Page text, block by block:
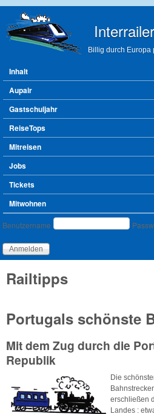
Billig durch Europa
Hauptmenü
Inhalt
Aupair
Gastschuljahr
ReiseTops
Mitreisen
Jobs
Tickets
Mitwohnen
Benutzeranmeldung
Benutzername
Railtipps
Portugals schönste
Mit dem Zug durch die
Republik
Die
erschließen
Landes :